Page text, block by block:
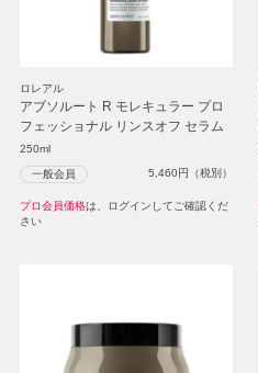
ロレアル
アブソルート R モレキュラー プロ
フェッショナル リンスオフ セラム
250ml
一般会員 5,460円（税別）
プロ会員価格は、ログインしてご確認くだ
さい